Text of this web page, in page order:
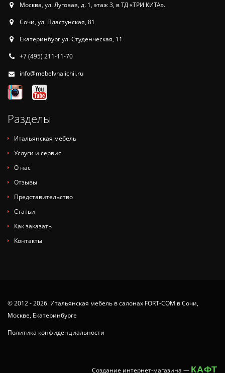
Москва, ул. Луговая, д. 1, этаж 3, в ТД «ТРИ КИТА».
Сочи, ул. Пластунская, 81
Екатеринбург ул. Студенческая, 11
+7 (495) 211-11-70
info@mebelvnalichii.ru
Разделы
Итальянская мебель
Услуги и сервис
О нас
Отзывы
Представительство
Статьи
Как заказать
Контакты
© 2012 - 2026. Итальянская мебель в салонах FORT-COM в Сочи,
Москве, Екатеринбурге
Политика конфиденциальности
Создание интернет-магазина — КАФТ